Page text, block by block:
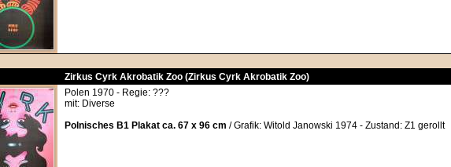
Zirkus Cyrk Akrobatik Zoo (Zirkus Cyrk Akrobatik Zoo)
Polen 1970 - Regie: ???
mit: Diverse
Polnisches B1 Plakat ca. 67 x 96 cm / Grafik: Witold Janowski 1974 - Zustand: Z1 gerollt